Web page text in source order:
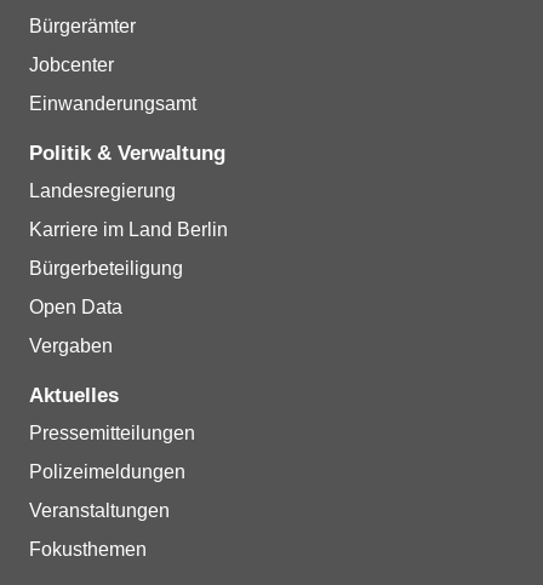
Bürgerämter
Jobcenter
Einwanderungsamt
Politik & Verwaltung
Landesregierung
Karriere im Land Berlin
Bürgerbeteiligung
Open Data
Vergaben
Aktuelles
Pressemitteilungen
Polizeimeldungen
Veranstaltungen
Fokusthemen